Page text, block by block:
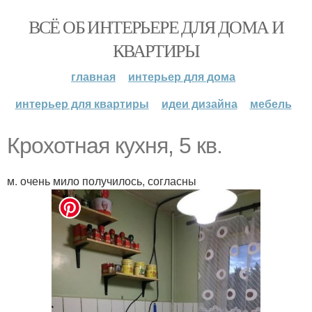
ВСЁ ОБ ИНТЕРЬЕРЕ ДЛЯ ДОМА И
КВАРТИРЫ
главная
интерьер для дома
интерьер для квартиры
идеи дизайна мебель
Крохотная кухня, 5 кв.
м. очень мило получилось, согласны